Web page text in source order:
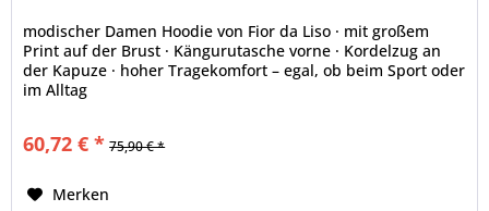
modischer Damen Hoodie von Fior da Liso · mit großem
Print auf der Brust · Kängurutasche vorne · Kordelzug an
der Kapuze · hoher Tragekomfort – egal, ob beim Sport oder
im Alltag
60,72 € * 75,90 € *
Merken